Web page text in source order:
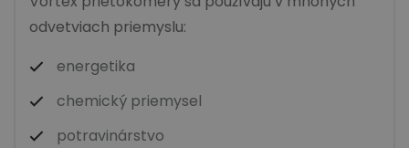
odvetviach priemyslu:
energetika
chemický priemysel
potravinárstvo